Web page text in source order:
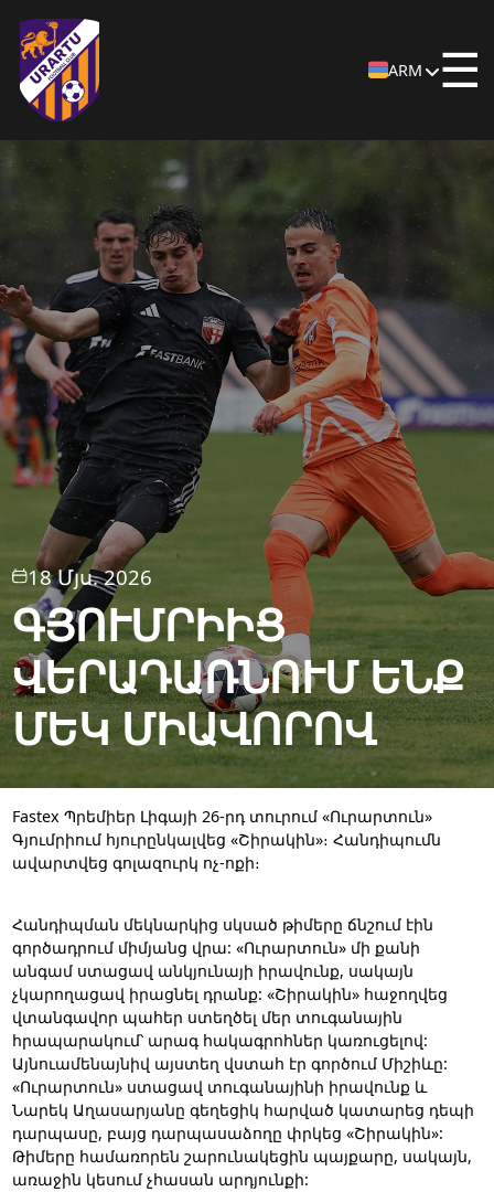
ARM ☰
18 Մյս. 2026
ԳՅՈՒՄՐԻԻՑ
ՎԵՐԱԴԱՌՆՈՒՄ ԵՆՔ
ՄԵԿ ՄԻԱՎՈՐՈՎ
Fastex Պրեմիեր Լիգայի 26-րդ տուրում «Ուրարտուն»
Գյումրիում հյուրընկալվեց «Շիրակին»։ Հանդիպումն
ավարտվեց գոլազուրկ ոչ-ոքի։
Հանդիպման մեկնարկից սկսած թիմերը ճնշում էին
գործադրում միմյանց վրա: «Ուրարտուն» մի քանի
անգամ ստացավ անկյունայի իրավունք, սակայն
չկարողացավ իրացնել դրանք: «Շիրակին» հաջողվեց
վտանգավոր պահեր ստեղծել մեր տուգանային
հրապարակում՝ արագ հակագրոհներ կառուցելով:
Այնուամենայնիվ այստեղ վստահ էր գործում Միշիևը:
«Ուրարտուն» ստացավ տուգանայինի իրավունք և
Նարեկ Աղասարյանը գեղեցիկ հարված կատարեց դեպի
դարպասը, բայց դարպասաձողը փրկեց «Շիրակին»:
Թիմերը համառորեն շարունակեցին պայքարը, սակայն,
առաջին կեսում չհասան արդյունքի: